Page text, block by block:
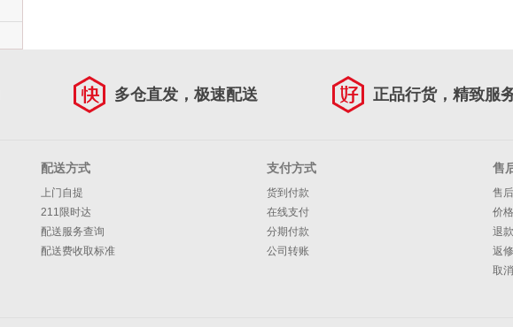
多仓直发，极速配送 正品行货，精致服
配送方式
上门自提
211限时达
配送服务查询
配送费收取标准
支付方式
货到付款
在线支付
分期付款
公司转账
售
售
价
退
返
取